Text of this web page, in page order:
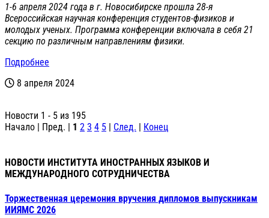
1-6 апреля 2024 года в г. Новосибирске прошла 28-я
Всероссийская научная конференция студентов-физиков и
молодых ученых. Программа конференции включала в себя 21
секцию по различным направлениям физики.
Подробнее
8 апреля 2024
Новости 1 - 5 из 195
Начало | Пред. | 1 2 3 4 5 | След. | Конец
НОВОСТИ ИНСТИТУТА ИНОСТРАННЫХ ЯЗЫКОВ И
МЕЖДУНАРОДНОГО СОТРУДНИЧЕСТВА
Торжественная церемония вручения дипломов выпускникам
ИИЯМС 2026